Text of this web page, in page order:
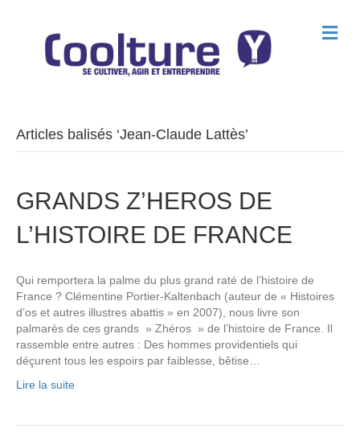
M
e
Articles balisés ‘Jean-Claude Lattès’
GRANDS Z’HEROS DE
L’HISTOIRE DE FRANCE
Qui remportera la palme du plus grand raté de l’histoire de
France ? Clémentine Portier-Kaltenbach (auteur de « Histoires
d’os et autres illustres abattis » en 2007), nous livre son
palmarès de ces grands » Zhéros » de l’histoire de France. Il
rassemble entre autres : Des hommes providentiels qui
déçurent tous les espoirs par faiblesse, bêtise…
Lire la suite